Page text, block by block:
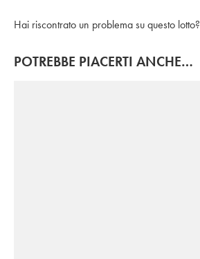
Hai riscontrato un problema su questo lotto?
POTREBBE PIACERTI ANCHE…